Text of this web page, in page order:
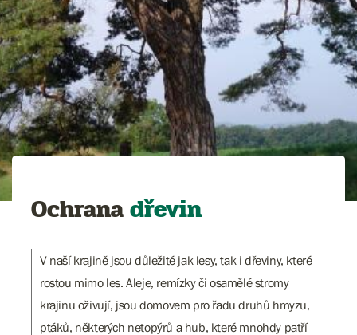
Ochranadřevin
V naší krajině jsou důležité jak lesy, tak i dřeviny, které
rostou mimo les. Aleje, remízky či osamělé stromy
krajinu oživují, jsou domovem pro řadu druhů hmyzu,
ptáků, některých netopýrů a hub, které mnohdy patří